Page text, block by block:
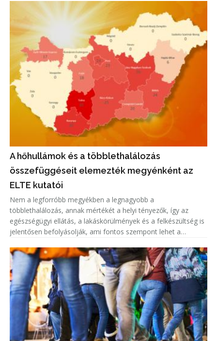
A hőhullámok és a többlethalálozás
összefüggéseit elemezték megyénként az
ELTE kutatói
Nem a legforróbb megyékben a legnagyobb a
többlethalálozás, annak mértékét a helyi tényezők, így az
egészségügyi ellátás, a lakáskörülmények és a felkészültség is
jelentősen befolyásolják, ami fontos szempont lehet a